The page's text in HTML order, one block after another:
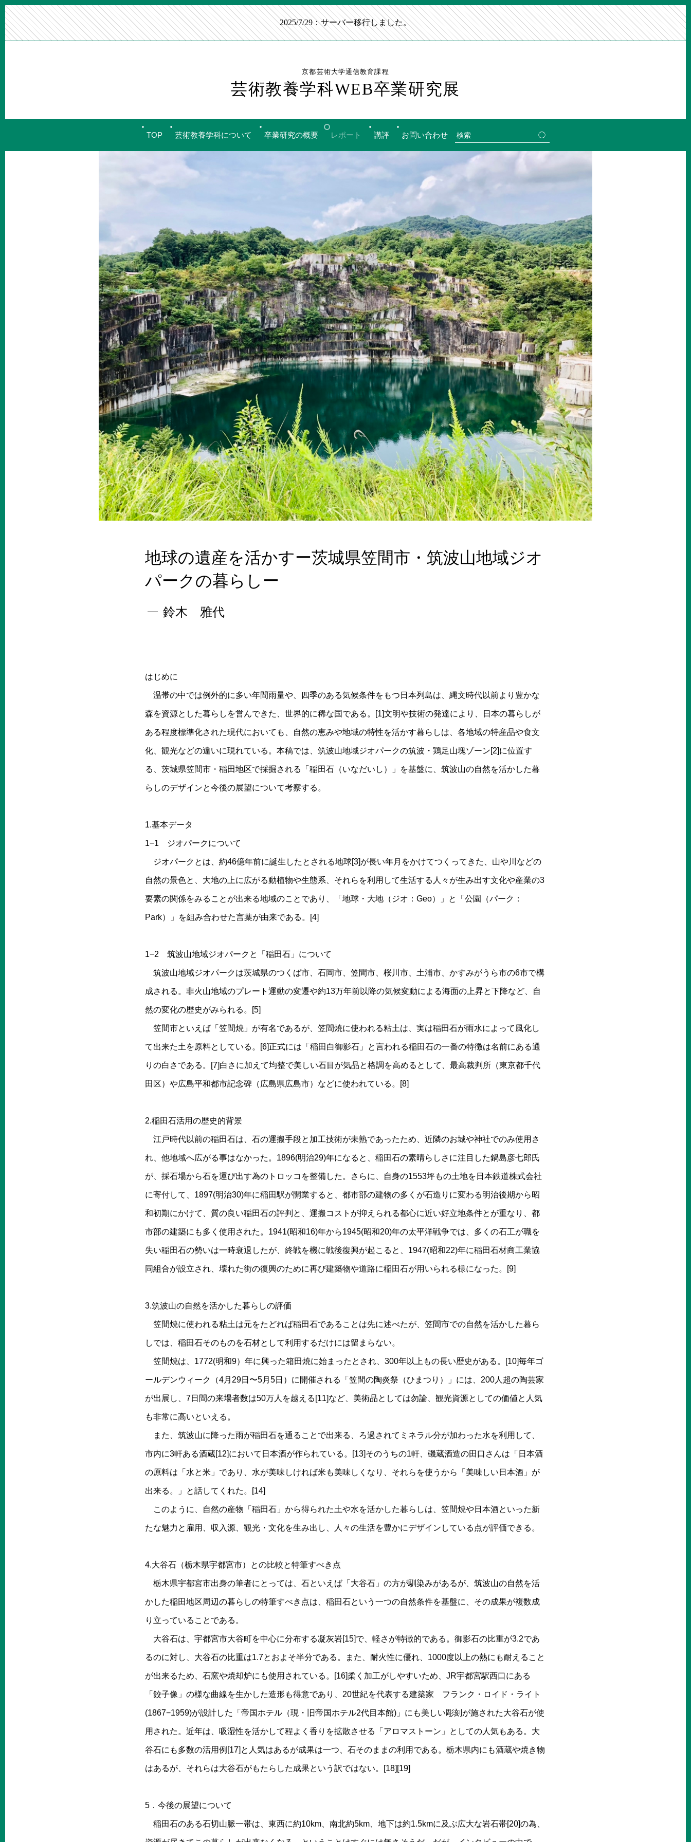
2025/7/29：サーバー移行しました。
京都芸術大学通信教育課程
芸術教養学科WEB卒業研究展
TOP 芸術教養学科について 卒業研究の概要 レポート 講評 お問い合わせ
地球の遺産を活かすー茨城県笠間市・筑波山地域ジオ
パークの暮らしー
鈴木 雅代
はじめに
温帯の中では例外的に多い年間雨量や、四季のある気候条件をもつ日本列島は、縄文時代以前より豊かな
森を資源とした暮らしを営んできた、世界的に稀な国である。[1]文明や技術の発達により、日本の暮らしが
ある程度標準化された現代においても、自然の恵みや地域の特性を活かす暮らしは、各地域の特産品や食文
化、観光などの違いに現れている。本稿では、筑波山地域ジオパークの筑波・鶏足山塊ゾーン[2]に位置す
る、茨城県笠間市・稲田地区で採掘される「稲田石（いなだいし）」を基盤に、筑波山の自然を活かした暮
らしのデザインと今後の展望について考察する。
1.基本データ
1−1 ジオパークについて
ジオパークとは、約46億年前に誕生したとされる地球[3]が長い年月をかけてつくってきた、山や川などの
自然の景色と、大地の上に広がる動植物や生態系、それらを利用して生活する人々が生み出す文化や産業の3
要素の関係をみることが出来る地域のことであり、「地球・大地（ジオ：Geo）」と「公園（パーク：
Park）」を組み合わせた言葉が由来である。[4]
1−2 筑波山地域ジオパークと「稲田石」について
筑波山地域ジオパークは茨城県のつくば市、石岡市、笠間市、桜川市、土浦市、かすみがうら市の6市で構
成される。非火山地域のプレート運動の変遷や約13万年前以降の気候変動による海面の上昇と下降など、自
然の変化の歴史がみられる。[5]
笠間市といえば「笠間焼」が有名であるが、笠間焼に使われる粘土は、実は稲田石が雨水によって風化し
て出来た土を原料としている。[6]正式には「稲田白御影石」と言われる稲田石の一番の特徴は名前にある通
りの白さである。[7]白さに加えて均整で美しい石目が気品と格調を高めるとして、最高裁判所（東京都千代
田区）や広島平和都市記念碑（広島県広島市）などに使われている。[8]
2.稲田石活用の歴史的背景
江戸時代以前の稲田石は、石の運搬手段と加工技術が未熟であったため、近隣のお城や神社でのみ使用さ
れ、他地域へ広がる事はなかった。1896(明治29)年になると、稲田石の素晴らしさに注目した鍋島彦七郎氏
が、採石場から石を運び出す為のトロッコを整備した。さらに、自身の1553坪もの土地を日本鉄道株式会社
に寄付して、1897(明治30)年に稲田駅が開業すると、都市部の建物の多くが石造りに変わる明治後期から昭
和初期にかけて、質の良い稲田石の評判と、運搬コストが抑えられる都心に近い好立地条件とが重なり、都
市部の建築にも多く使用された。1941(昭和16)年から1945(昭和20)年の太平洋戦争では、多くの石工が職を
失い稲田石の勢いは一時衰退したが、終戦を機に戦後復興が起こると、1947(昭和22)年に稲田石材商工業協
同組合が設立され、壊れた街の復興のために再び建築物や道路に稲田石が用いられる様になった。[9]
3.筑波山の自然を活かした暮らしの評価
笠間焼に使われる粘土は元をたどれば稲田石であることは先に述べたが、笠間市での自然を活かした暮ら
しでは、稲田石そのものを石材として利用するだけには留まらない。
笠間焼は、1772(明和9）年に興った箱田焼に始まったとされ、300年以上もの長い歴史がある。[10]毎年ゴ
ールデンウィーク（4月29日〜5月5日）に開催される「笠間の陶炎祭（ひまつり）」には、200人超の陶芸家
が出展し、7日間の来場者数は50万人を越える[11]など、美術品としては勿論、観光資源としての価値と人気
も非常に高いといえる。
また、筑波山に降った雨が稲田石を通ることで出来る、ろ過されてミネラル分が加わった水を利用して、
市内に3軒ある酒蔵[12]において日本酒が作られている。[13]そのうちの1軒、磯蔵酒造の田口さんは「日本酒
の原料は「水と米」であり、水が美味しければ米も美味しくなり、それらを使うから「美味しい日本酒」が
出来る。」と話してくれた。[14]
このように、自然の産物「稲田石」から得られた土や水を活かした暮らしは、笠間焼や日本酒といった新
たな魅力と雇用、収入源、観光・文化を生み出し、人々の生活を豊かにデザインしている点が評価できる。
4.大谷石（栃木県宇都宮市）との比較と特筆すべき点
栃木県宇都宮市出身の筆者にとっては、石といえば「大谷石」の方が馴染みがあるが、筑波山の自然を活
かした稲田地区周辺の暮らしの特筆すべき点は、稲田石という一つの自然条件を基盤に、その成果が複数成
り立っていることである。
大谷石は、宇都宮市大谷町を中心に分布する凝灰岩[15]で、軽さが特徴的である。御影石の比重が3.2であ
るのに対し、大谷石の比重は1.7とおよそ半分である。また、耐火性に優れ、1000度以上の熱にも耐えること
が出来るため、石窯や焼却炉にも使用されている。[16]柔く加工がしやすいため、JR宇都宮駅西口にある
「餃子像」の様な曲線を生かした造形も得意であり、20世紀を代表する建築家 フランク・ロイド・ライト
(1867−1959)が設計した「帝国ホテル（現・旧帝国ホテル2代目本館)」にも美しい彫刻が施された大谷石が使
用された。近年は、吸湿性を活かして程よく香りを拡散させる「アロマストーン」としての人気もある。大
谷石にも多数の活用例[17]と人気はあるが成果は一つ、石そのままの利用である。栃木県内にも酒蔵や焼き物
はあるが、それらは大谷石がもたらした成果という訳ではない。[18][19]
5．今後の展望について
稲田石のある石切山脈一帯は、東西に約10km、南北約5km、地下は約1.5kmに及ぶ広大な岩石帯[20]の為、